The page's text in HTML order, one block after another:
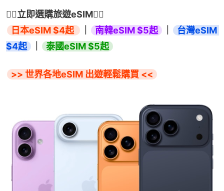
👇🏻立即選購旅遊eSIM👇🏻
日本eSIM $4起
南韓eSIM $5起
台灣eSIM
$4起
泰國eSIM $5起
>> 世界各地eSIM 出遊輕鬆購買 <<